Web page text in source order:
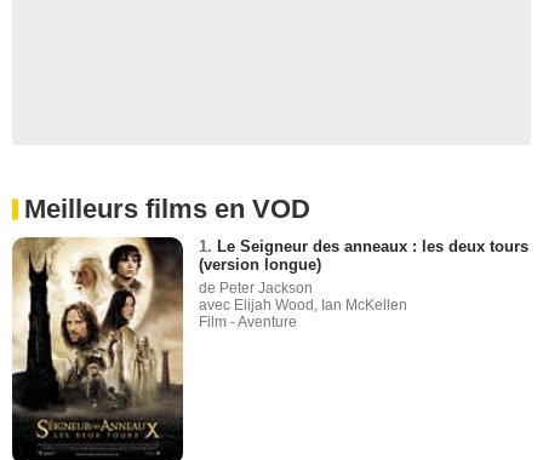
Meilleurs films en VOD
1. Le Seigneur des anneaux : les deux tours
(version longue)
de Peter Jackson
avec Elijah Wood, Ian McKellen
Film - Aventure